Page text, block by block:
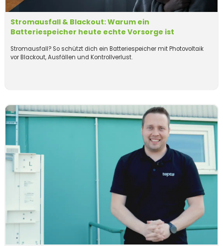
Stromausfall & Blackout: Warum ein
Batteriespeicher heute echte Vorsorge ist
Stromausfall? So schützt dich ein Batteriespeicher mit Photovoltaik
vor Blackout, Ausfällen und Kontrollverlust.